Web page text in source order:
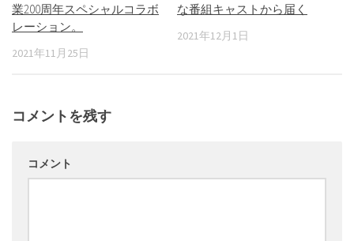
業200周年スペシャルコラボ
レーション。
2021年11月25日
な番組キャストから届く
2021年12月1日
コメントを残す
コメント